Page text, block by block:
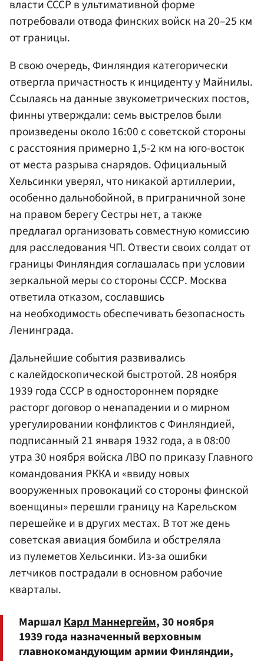
власти СССР в ультимативной форме
потребовали отвода финских войск на 20–25 км
от границы.
В свою очередь, Финляндия категорически
отвергла причастность к инциденту у Майнилы.
Ссылаясь на данные звукометрических постов,
финны утверждали: семь выстрелов были
произведены около 16:00 с советской стороны
с расстояния примерно 1,5-2 км на юго-восток
от места разрыва снарядов. Официальный
Хельсинки уверял, что никакой артиллерии,
особенно дальнобойной, в приграничной зоне
на правом берегу Сестры нет, а также
предлагал организовать совместную комиссию
для расследования ЧП. Отвести своих солдат от
границы Финляндия соглашалась при условии
зеркальной меры со стороны СССР. Москва
ответила отказом, сославшись
на необходимость обеспечивать безопасность
Ленинграда.
Дальнейшие события развивались
с калейдоскопической быстротой. 28 ноября
1939 года СССР в одностороннем порядке
расторг договор о ненападении и о мирном
урегулировании конфликтов с Финляндией,
подписанный 21 января 1932 года, а в 08:00
утра 30 ноября войска ЛВО по приказу Главного
командования РККА и «ввиду новых
вооруженных провокаций со стороны финской
военщины» перешли границу на Карельском
перешейке и в других местах. В тот же день
советская авиация бомбила и обстреляла
из пулеметов Хельсинки. Из-за ошибки
летчиков пострадали в основном рабочие
кварталы.
МаршалКарл Маннергейм, 30 ноября
1939 года назначенный верховным
главнокомандующим армии Финляндии,